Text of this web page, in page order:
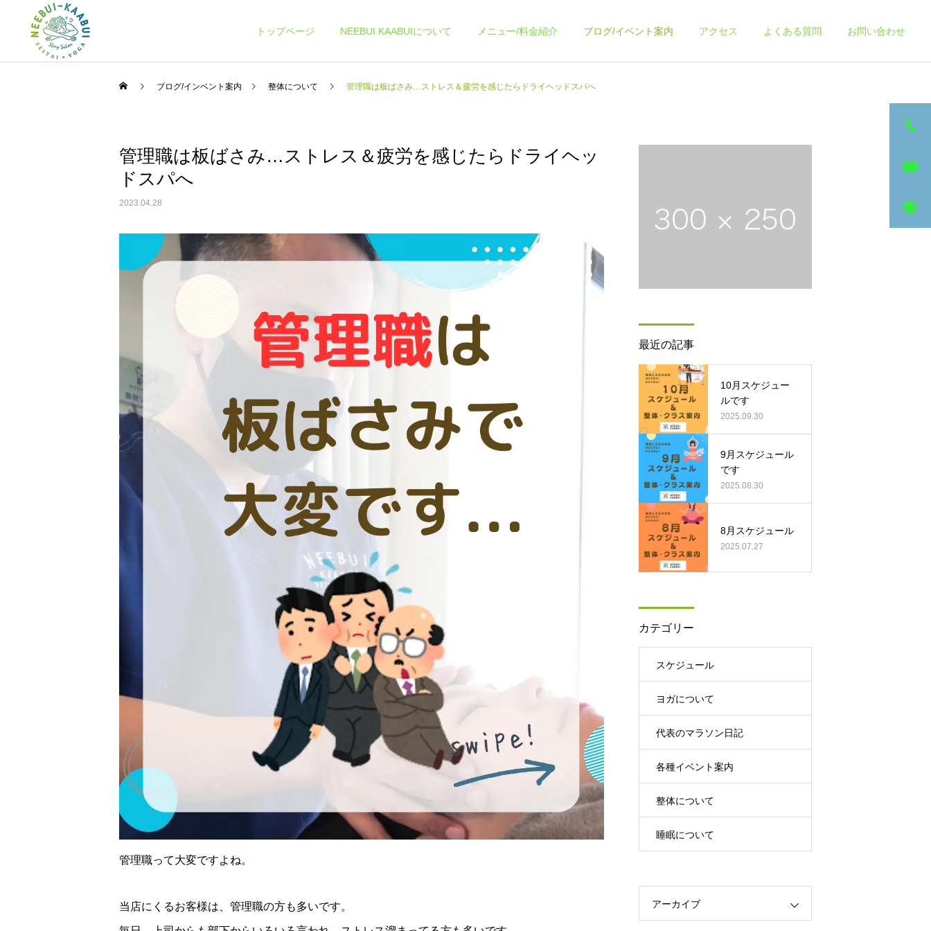
トップページ NEEBUI KAABUIについて メニュー/料金紹介 ブログ/イベント案内 アクセス よくある質問 お問い合わせ
整体コース ヨガコース 各種イベント
スケジュール
【7月の整体＆ヨガスケジ
ュール】
6月の整体＆ヨガスケジュ
ブログ/インベント案内 整体について 管理職は板ばさみ…ストレス＆疲労を感じたらドライヘッドスパへ
管理職は板ばさみ…ストレス＆疲労を感じたらドライヘッ
ドスパへ
2023.04.28
管理職って大変ですよね。
当店にくるお客様は、管理職の方も多いです。
最近の記事
10月スケジュー
ルです
2025.09.30
9月スケジュール
です
2025.08.30
8月スケジュール
2025.07.27
カテゴリー
スケジュール
ヨガについて
代表のマラソン日記
各種イベント案内
整体について
睡眠について
アーカイブ